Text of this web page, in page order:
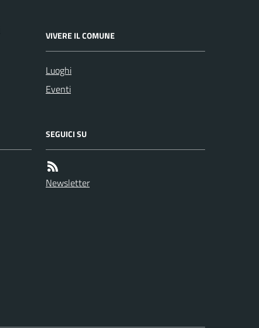
VIVERE IL COMUNE
Luoghi
Eventi
SEGUICI SU
Newsletter